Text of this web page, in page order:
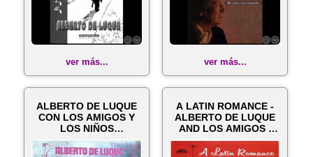
ver más... ver más...
ALBERTO DE LUQUE
CON LOS AMIGOS Y
LOS NIÑOS
CANTORES DE
ASUNCIÓN ...
A LATIN ROMANCE -
ALBERTO DE LUQUE
AND LOS AMIGOS -
Año 1963